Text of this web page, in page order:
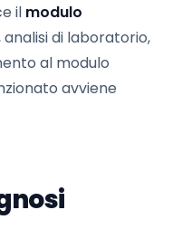
il modulo
analisi di laboratorio,
al modulo
avviene